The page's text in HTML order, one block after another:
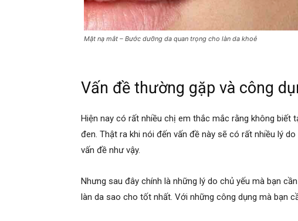
Mặt nạ mắt – Bước dưỡng da quan trọng cho làn da khoẻ
Vấn đề thường gặp và công
Hiện nay có rất nhiều chị em thắc mắc rằng không biết
đen. Thật ra khi nói đến vấn đề này sẽ có rất nhiều lý
vấn đề như vậy.
Nhưng sau đây chính là những lý do chủ yếu mà bạn
làn da sao cho tốt nhất. Với những công dụng mà bạn